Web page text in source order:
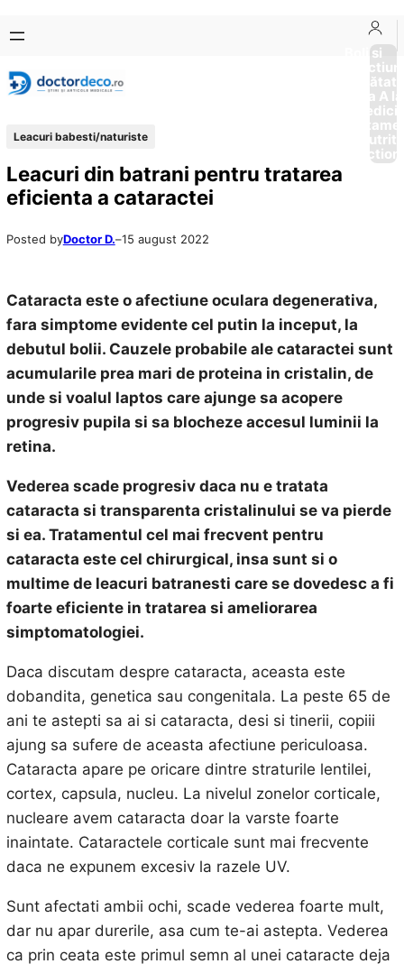
conținut
content
Boli si
Afectiuni
Sănătate
de la A
Leacuri babesti/naturiste
Leacuri din batrani pentru tratarea
eficienta a cataractei
Posted byDoctor D.–15 august 2022
Cataracta este o afectiune oculara degenerativa,
fara simptome evidente cel putin la inceput, la
debutul bolii. Cauzele probabile ale cataractei sunt
acumularile prea mari de proteina in cristalin, de
unde si voalul laptos care ajunge sa acopere
progresiv pupila si sa blocheze accesul luminii la
retina.
Vederea scade progresiv daca nu e tratata
cataracta si transparenta cristalinului se va pierde
si ea. Tratamentul cel mai frecvent pentru
cataracta este cel chirurgical, insa sunt si o
multime de leacuri batranesti care se dovedesc a fi
foarte eficiente in tratarea si ameliorarea
simptomatologiei.
Daca discutam despre cataracta, aceasta este
dobandita, genetica sau congenitala. La peste 65 de
ani te astepti sa ai si cataracta, desi si tinerii, copiii
ajung sa sufere de aceasta afectiune periculoasa.
Cataracta apare pe oricare dintre straturile lentilei,
cortex, capsula, nucleu. La nivelul zonelor corticale,
nucleare avem cataracta doar la varste foarte
inaintate. Cataractele corticale sunt mai frecvente
daca ne expunem excesiv la razele UV.
Sunt afectati ambii ochi, scade vederea foarte mult,
dar nu apar durerile, asa cum te-ai astepta. Vederea
ca prin ceata este primul semn al unei cataracte deja